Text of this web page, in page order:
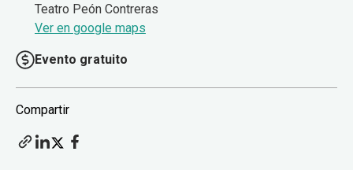
Teatro Peón Contreras
Ver en google maps
Evento gratuito
Compartir